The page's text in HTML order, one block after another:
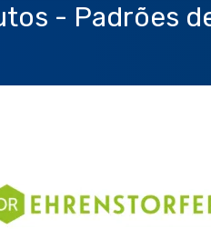
- Padrões